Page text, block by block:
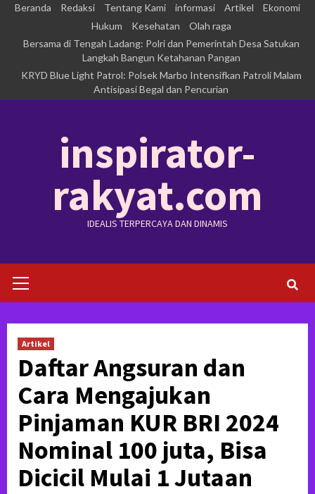
Skip
content
Beranda Redaksi Tentang Kami informasi Artikel
Ekonomi
Hukum
Kesehatan
Olah raga
Bersama di Tengah Ladang: Polri dan Pemerintah Desa Satukan
Langkah Bangun Ketahanan Pangan
KRYD Blue Light Patrol: Polsek Marbo Intensifkan Patroli Malam
Antisipasi Begal dan Pencurian
inspirator-
rakyat.com
IDEALIS TERPERCAYA DAN DINAMIS
Menu
Artikel
Daftar Angsuran dan
Cara Mengajukan
Pinjaman KUR BRI 2024
Nominal 100 juta, Bisa
Dicicil Mulai 1 Jutaan